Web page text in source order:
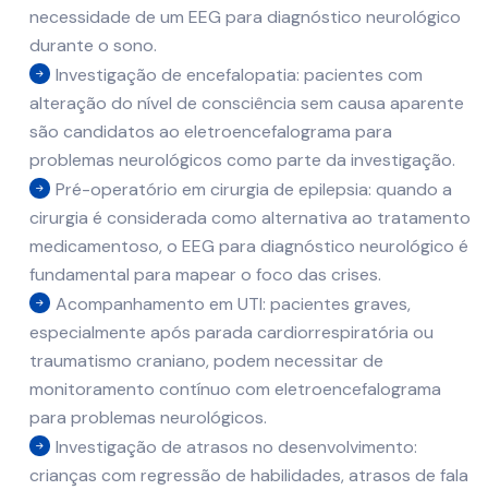
necessidade de um EEG para diagnóstico neurológico
durante o sono.
Investigação de encefalopatia: pacientes com
alteração do nível de consciência sem causa aparente
são candidatos ao eletroencefalograma para
problemas neurológicos como parte da investigação.
Pré-operatório em cirurgia de epilepsia: quando a
cirurgia é considerada como alternativa ao tratamento
medicamentoso, o EEG para diagnóstico neurológico é
fundamental para mapear o foco das crises.
Acompanhamento em UTI: pacientes graves,
especialmente após parada cardiorrespiratória ou
traumatismo craniano, podem necessitar de
monitoramento contínuo com eletroencefalograma
para problemas neurológicos.
Investigação de atrasos no desenvolvimento:
crianças com regressão de habilidades, atrasos de fala